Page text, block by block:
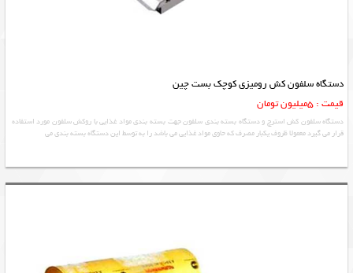
دستگاه سلفون کش رومیزی کوچک بست چین
قیمت : 5میلیون تومان
دستگاه سلفون کش استرچ و دستگاه بسته بندی سلفون جهت بسته بندی مواد غذایی با روکش سلفون مورد استفاده
قرار می گیرد معمولا ظروف یکبار مصرف که حاوی مواد غذایی می باشد را به توسط این دستگاه بسته بندی می